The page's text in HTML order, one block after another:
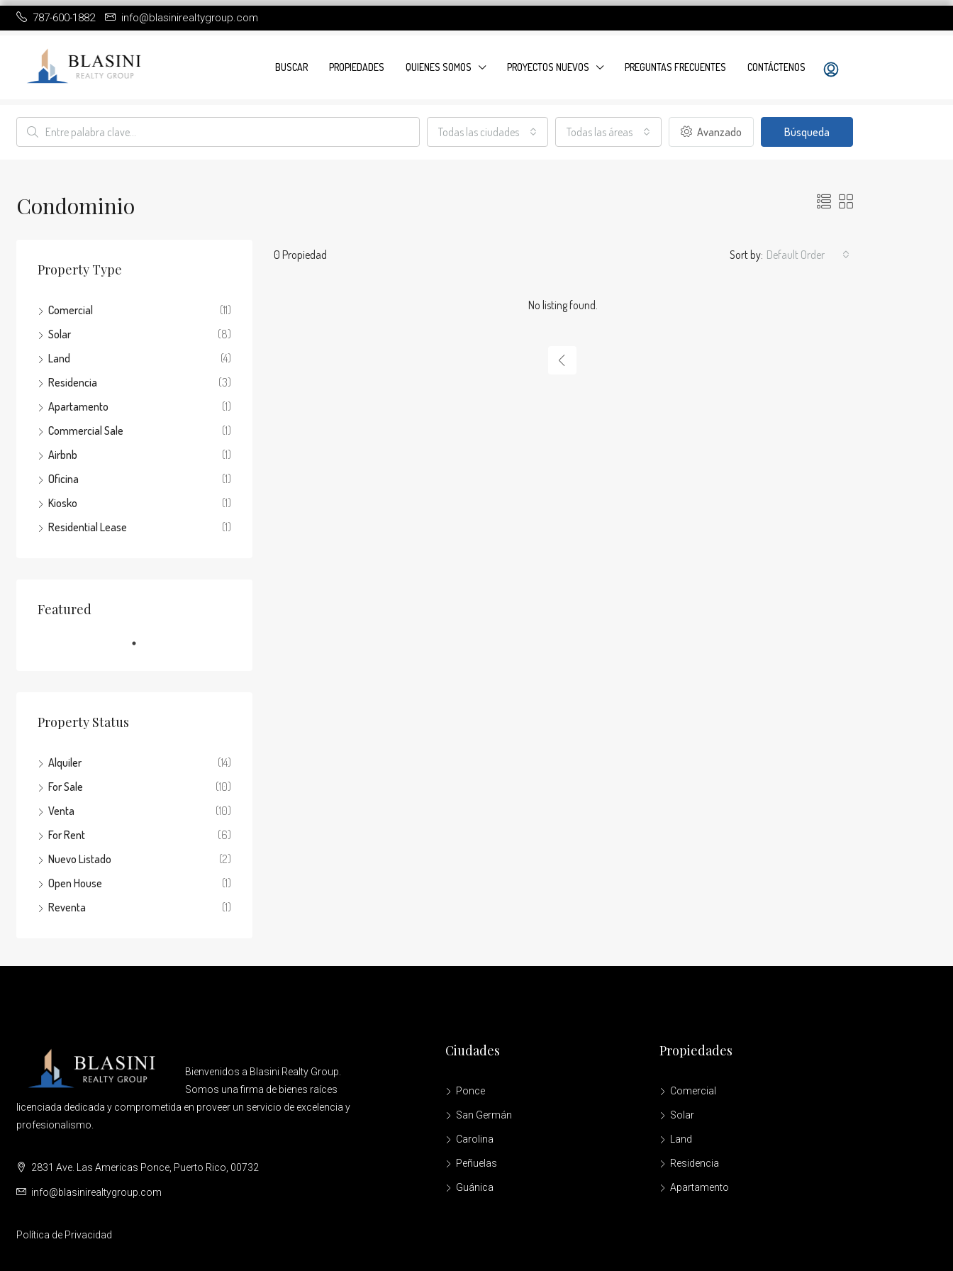
787-600-1882 info@blasinirealtygroup.com
BUSCAR PROPIEDADES QUIENES SOMOS PROYECTOS NUEVOS PREGUNTAS FRECUENTES CONTÁCTENOS
Todas las ciudades Todas las áreas Avanzado Búsqueda
Condominio
0 Propiedad Sort by: Default Order
No listing found.
Property Type
Comercial
(11)
Solar
(8)
Land
(4)
Residencia
(3)
Apartamento
(1)
Commercial Sale
(1)
Airbnb
(1)
Oficina
(1)
Kiosko
(1)
Residential Lease
(1)
Featured
Property Status
Alquiler
(14)
For Sale
(10)
Venta
(10)
For Rent
(6)
Nuevo Listado
(2)
Open House
(1)
Reventa
(1)
Bienvenidos a Blasini Realty Group.
Somos una firma de bienes raíces
licenciada dedicada y comprometida en proveer un servicio de excelencia y
profesionalismo.
2831 Ave. Las Americas Ponce, Puerto Rico, 00732
info@blasinirealtygroup.com
Política de Privacidad
Ciudades
Ponce
San Germán
Carolina
Peñuelas
Guánica
Propiedades
Comercial
Solar
Land
Residencia
Apartamento